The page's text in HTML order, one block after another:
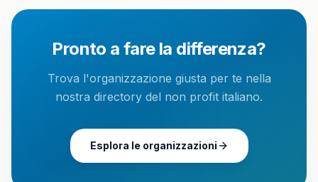
Pronto a fare la differenza?
Trova l'organizzazione giusta per te nella
nostra directory del non profit italiano.
Esplora le organizzazioni